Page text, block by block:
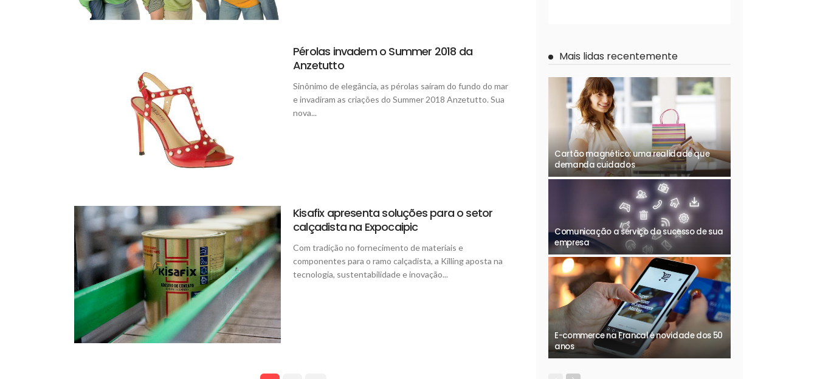
Pérolas invadem o Summer 2018 da
Anzetutto
Sinônimo de elegância, as pérolas saíram do fundo do mar
e invadiram as criações do Summer 2018 Anzetutto. Sua
nova...
Kisafix apresenta soluções para o setor
calçadista na Expocaipic
Com tradição no fornecimento de materiais e
componentes para o ramo calçadista, a Killing aposta na
tecnologia, sustentabilidade e inovação...
Mais lidas recentemente
Cartão magnético: uma realidade que
demanda cuidados
Comunicação a serviço do sucesso de sua
empresa
E-commerce na Francal é novidade dos 50
anos